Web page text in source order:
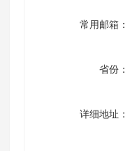
常用邮箱：
省份：
详细地址：